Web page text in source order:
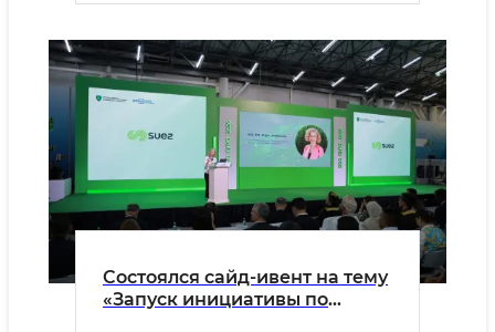
Состоялся сайд-ивент на тему
«Запуск инициативы по